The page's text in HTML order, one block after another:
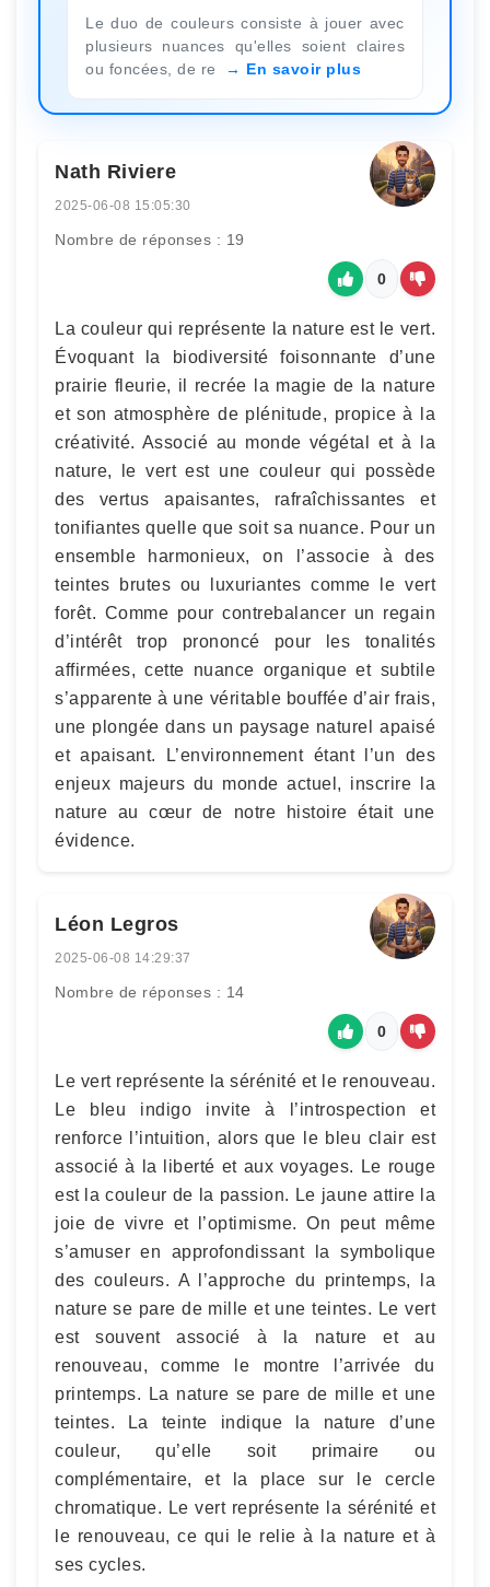
Le duo de couleurs consiste à jouer avec
plusieurs nuances qu'elles soient claires
ou foncées, de re
En savoir plus
Nath Riviere
2025-06-08 15:05:30
Nombre de réponses : 19
0
La couleur qui représente la nature est le vert.
Évoquant la biodiversité foisonnante d’une
prairie fleurie, il recrée la magie de la nature
et son atmosphère de plénitude, propice à la
créativité. Associé au monde végétal et à la
nature, le vert est une couleur qui possède
des vertus apaisantes, rafraîchissantes et
tonifiantes quelle que soit sa nuance. Pour un
ensemble harmonieux, on l’associe à des
teintes brutes ou luxuriantes comme le vert
forêt. Comme pour contrebalancer un regain
d’intérêt trop prononcé pour les tonalités
affirmées, cette nuance organique et subtile
s’apparente à une véritable bouffée d’air frais,
une plongée dans un paysage naturel apaisé
et apaisant. L’environnement étant l’un des
enjeux majeurs du monde actuel, inscrire la
nature au cœur de notre histoire était une
évidence.
Léon Legros
2025-06-08 14:29:37
Nombre de réponses : 14
0
Le vert représente la sérénité et le renouveau.
Le bleu indigo invite à l’introspection et
renforce l’intuition, alors que le bleu clair est
associé à la liberté et aux voyages. Le rouge
est la couleur de la passion. Le jaune attire la
joie de vivre et l’optimisme. On peut même
s’amuser en approfondissant la symbolique
des couleurs. A l’approche du printemps, la
nature se pare de mille et une teintes. Le vert
est souvent associé à la nature et au
renouveau, comme le montre l’arrivée du
printemps. La nature se pare de mille et une
teintes. La teinte indique la nature d’une
couleur, qu’elle soit primaire ou
complémentaire, et la place sur le cercle
chromatique. Le vert représente la sérénité et
le renouveau, ce qui le relie à la nature et à
ses cycles.